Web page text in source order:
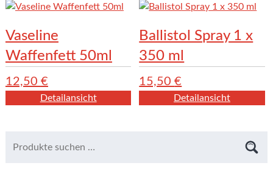
Vaseline
Waffenfett 50ml
12,50 €
Detailansicht
Ballistol Spray 1 x
350 ml
15,50€
Detailansicht